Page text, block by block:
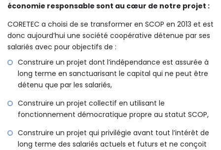
économie responsable sont au cœur de notre projet :
CORETEC a choisi de se transformer en SCOP en 2013 et est
donc aujourd’hui une société coopérative détenue par ses
salariés avec pour objectifs de :
Construire un projet dont l’indépendance est assurée à
long terme en sanctuarisant le capital qui ne peut être
détenu que par les salariés,
Construire un projet collectif en utilisant le
fonctionnement démocratique propre au statut SCOP,
Construire un projet qui privilégie avant tout l’intérêt de
long terme des salariés actuels et futurs et ne conçoit